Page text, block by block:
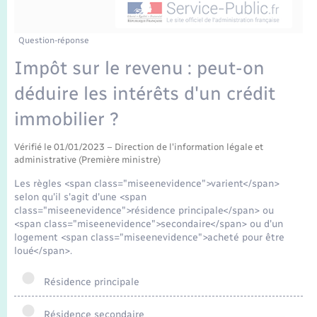
Mariage – PACS
Parrainage civil
Recensement
Question-réponse
Impôt sur le revenu : peut-on
déduire les intérêts d'un crédit
immobilier ?
Vérifié le 01/01/2023 – Direction de l'information légale et
administrative (Première ministre)
Les règles <span class="miseenevidence">varient</span>
selon qu'il s'agit d'une <span
class="miseenevidence">résidence principale</span> ou
<span class="miseenevidence">secondaire</span> ou d'un
logement <span class="miseenevidence">acheté pour être
loué</span>.
Résidence principale